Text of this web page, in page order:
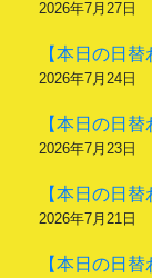
2026年7月27日
【本日の日
2026年7月24日
【本日の日
2026年7月23日
【本日の日
2026年7月21日
【本日の日